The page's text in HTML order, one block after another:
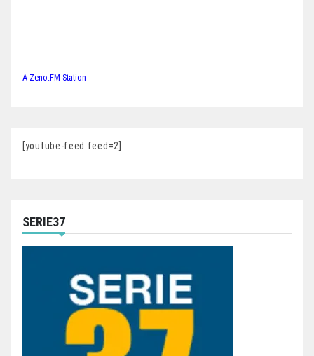
A Zeno.FM Station
[youtube-feed feed=2]
SERIE37